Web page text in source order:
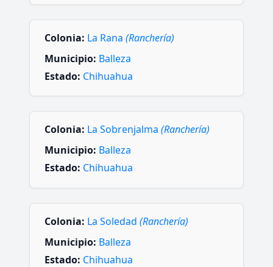
Colonia: La Rana (Ranchería)
Municipio: Balleza
Estado: Chihuahua
Colonia: La Sobrenjalma (Ranchería)
Municipio: Balleza
Estado: Chihuahua
Colonia: La Soledad (Ranchería)
Municipio: Balleza
Estado: Chihuahua